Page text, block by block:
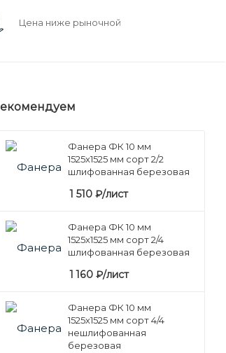
Цена ниже рыночной
Фанера ФК 10 мм
1525х1525 мм сорт 2/2
шлифованная березовая
1 510 ₽/лист
Фанера ФК 10 мм
1525х1525 мм сорт 2/4
шлифованная березовая
1 160 ₽/лист
Фанера ФК 10 мм
1525х1525 мм сорт 4/4
нешлифованная
березовая